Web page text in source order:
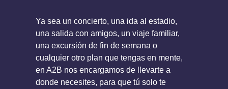
Ya sea un concierto, una ida al estadio,
una salida con amigos, un viaje familiar,
una excursión de fin de semana o
cualquier otro plan que tengas en mente,
en A2B nos encargamos de llevarte a
donde necesites, para que tú solo te